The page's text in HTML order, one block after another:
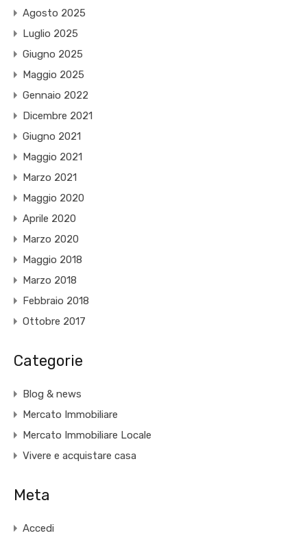
Agosto 2025
Luglio 2025
Giugno 2025
Maggio 2025
Gennaio 2022
Dicembre 2021
Giugno 2021
Maggio 2021
Marzo 2021
Maggio 2020
Aprile 2020
Marzo 2020
Maggio 2018
Marzo 2018
Febbraio 2018
Ottobre 2017
Categorie
Blog & news
Mercato Immobiliare
Mercato Immobiliare Locale
Vivere e acquistare casa
Meta
Accedi